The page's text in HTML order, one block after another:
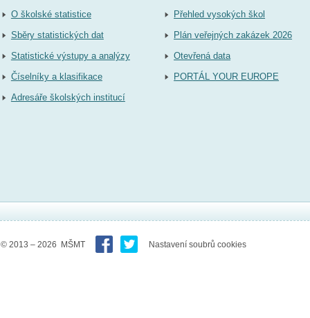
O školské statistice
Sběry statistických dat
Statistické výstupy a analýzy
Číselníky a klasifikace
Adresáře školských institucí
Přehled vysokých škol
Plán veřejných zakázek 2026
Otevřená data
PORTÁL YOUR EUROPE
© 2013 – 2026 MŠMT Nastavení soubrů cookies